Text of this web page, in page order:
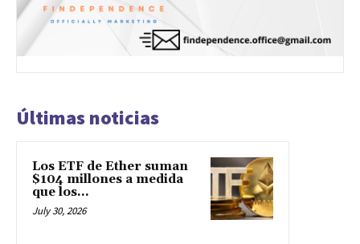
Últimas noticias
Los ETF de Ether suman
$104 millones a medida
que los...
July 30, 2026